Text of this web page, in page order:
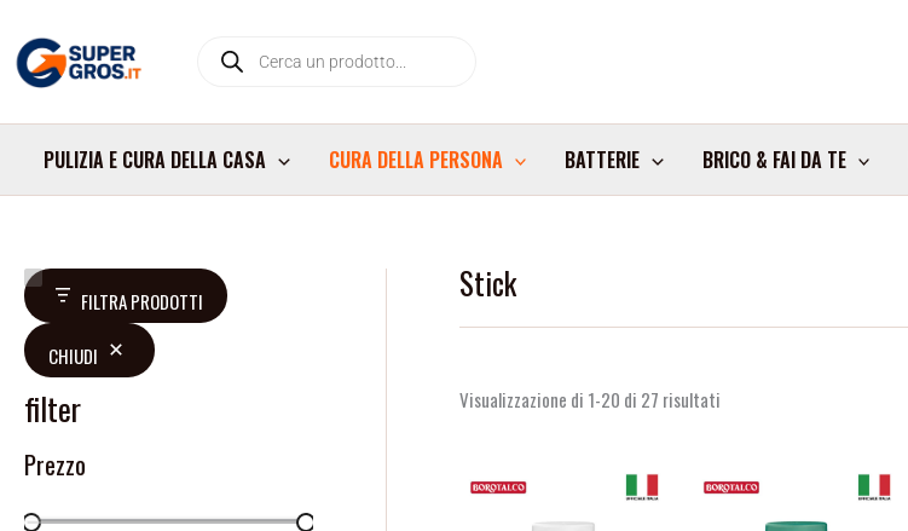
contenuto
search
PULIZIA E CURA DELLA CASA CURA DELLA PERSONA BATTERIE BRICO & FAI DA TE
FILTRA PRODOTTI
CHIUDI
filter
Prezzo
V
a
l
u
t
a
D
s
p
o
n
Stick
Visualizzazione di 1-20 di 27 risultati